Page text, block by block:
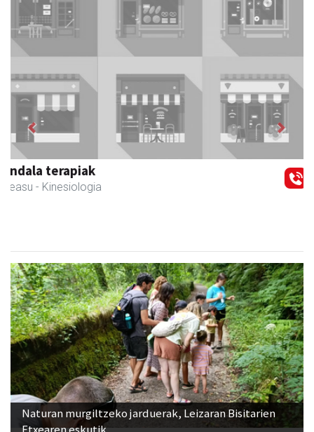
Txortu mekanizaketa eta muntaketa
Asteasu - Mekanizatuak
Previous Next
Naturan murgiltzeko jarduerak, Leizaran Bisitarien
Etxearen eskutik